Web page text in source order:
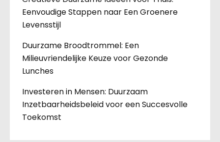
Eenvoudige Stappen naar Een Groenere
Levensstijl
Duurzame Broodtrommel: Een
Milieuvriendelijke Keuze voor Gezonde
Lunches
Investeren in Mensen: Duurzaam
Inzetbaarheidsbeleid voor een Succesvolle
Toekomst